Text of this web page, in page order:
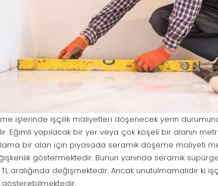
işlerinde işçilik maliyetleri döşenecek yerin
Eğimli yapılacak bir yer veya çok köşeli bir alanın
bir alan için piyasada seramik döşeme maliyeti
göstermektedir. Bunun yanında seramik
aralığında değişmektedir. Ancak unutulmamalıdır ki
gösterebilmektedir.